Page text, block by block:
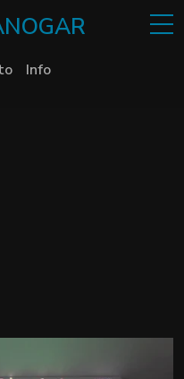
Info